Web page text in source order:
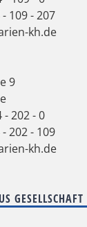
109 - 207
kh.de
9
- 202 - 0
202 - 109
kh.de
GESELLSCHAFT